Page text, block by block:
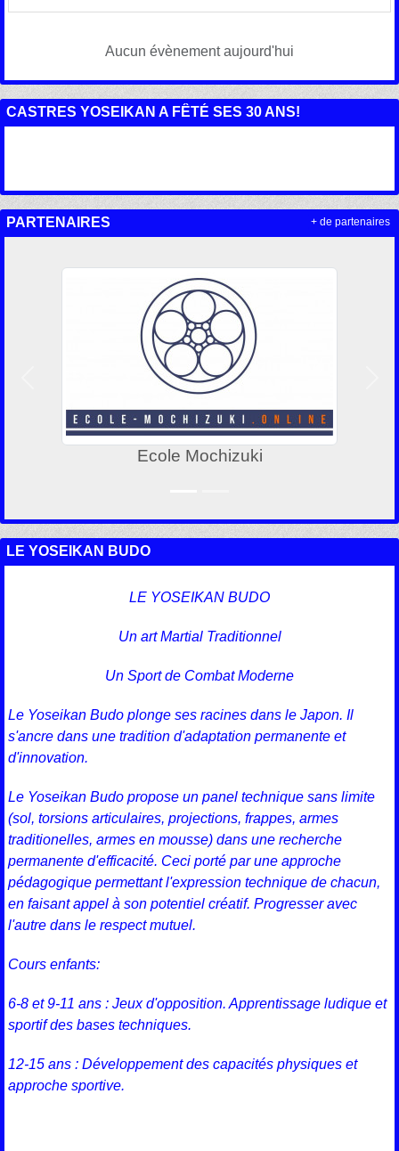
Aucun évènement aujourd'hui
CASTRES YOSEIKAN A FÊTÉ SES 30 ANS!
PARTENAIRES
Ecole Mochizuki
+ de partenaires
LE YOSEIKAN BUDO
LE YOSEIKAN BUDO
Un art Martial Traditionnel
Un Sport de Combat Moderne
Le Yoseikan Budo plonge ses racines dans le Japon. Il
s'ancre dans une tradition d'adaptation permanente et
d'innovation.
Le Yoseikan Budo propose un panel technique sans limite
(sol, torsions articulaires, projections, frappes, armes
traditionelles, armes en mousse) dans une recherche
permanente d'efficacité. Ceci porté par une approche
pédagogique permettant l'expression technique de chacun,
en faisant appel à son potentiel créatif. Progresser avec
l'autre dans le respect mutuel.
Cours enfants:
6-8 et 9-11 ans : Jeux d'opposition. Apprentissage ludique et
sportif des bases techniques.
12-15 ans : Développement des capacités physiques et
approche sportive.